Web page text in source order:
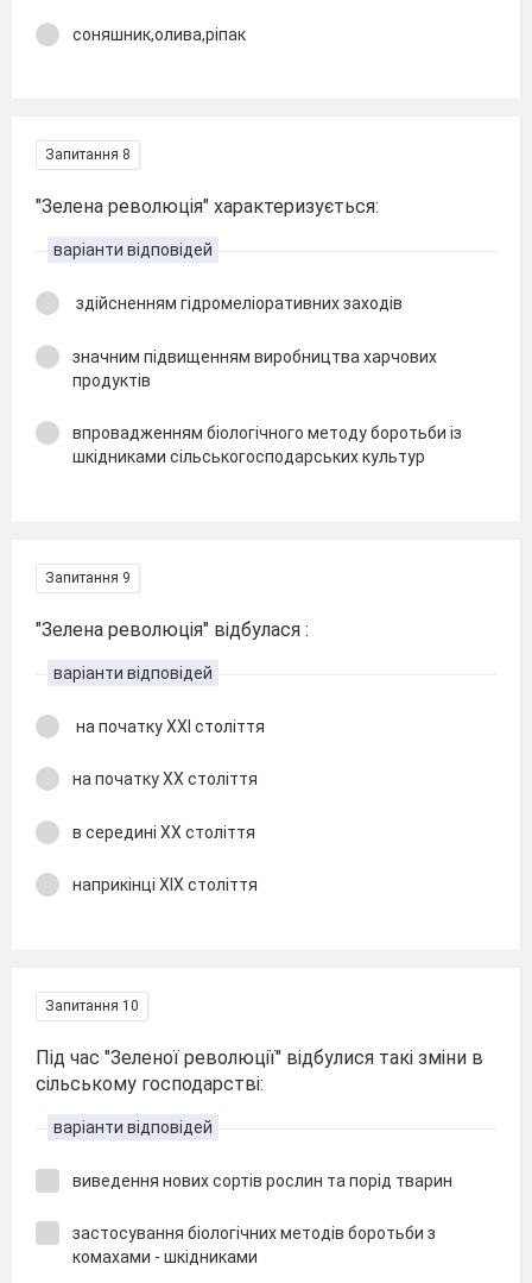
соняшник,олива,ріпак
Запитання 8
"Зелена революція" характеризується:
варіанти відповідей
здійсненням гідромеліоративних заходів
значним підвищенням виробництва харчових
продуктів
впровадженням біологічного методу боротьби із
шкідниками сільськогосподарських культур
Запитання 9
"Зелена революція" відбулася :
варіанти відповідей
на початку ХХІ століття
на початку ХХ століття
в середині ХХ століття
наприкінці ХІХ століття
Запитання 10
Під час "Зеленої революції" відбулися такі зміни в
сільському господарстві:
варіанти відповідей
виведення нових сортів рослин та порід тварин
застосування біологічних методів боротьби з
комахами - шкідниками